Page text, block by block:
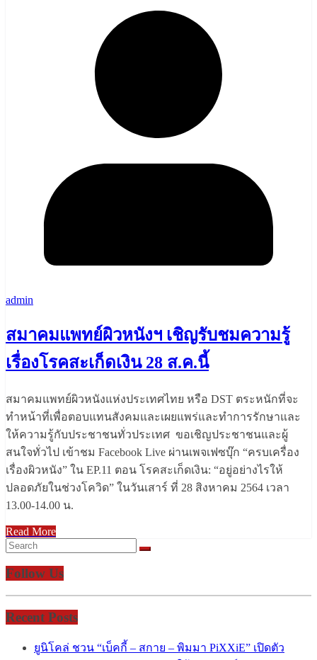
admin
สมาคมแพทย์ผิวหนังฯ เชิญรับชมความรู้
เรื่องโรคสะเก็ดเงิน 28 ส.ค.นี้
สมาคมแพทย์ผิวหนังแห่งประเทศไทย หรือ DST ตระหนักที่จะ
ทำหน้าที่เพื่อตอบแทนสังคมและเผยแพร่และทำการรักษาและ
ให้ความรู้กับประชาชนทั่วประเทศ ขอเชิญประชาชนและผู้
สนใจทั่วไป เข้าชม Facebook Live ผ่านเพจเฟซบุ๊ก “ครบเครื่อง
เรื่องผิวหนัง” ใน EP.11 ตอน โรคสะเก็ดเงิน: “อยู่อย่างไรให้
ปลอดภัยในช่วงโควิด” ในวันเสาร์ ที่ 28 สิงหาคม 2564 เวลา
13.00-14.00 น.
Read More
Follow Us
Recent Posts
ยูนิโคล่ ชวน “เบ็คกี้ – สกาย – พิมมา PiXXiE” เปิดตัว